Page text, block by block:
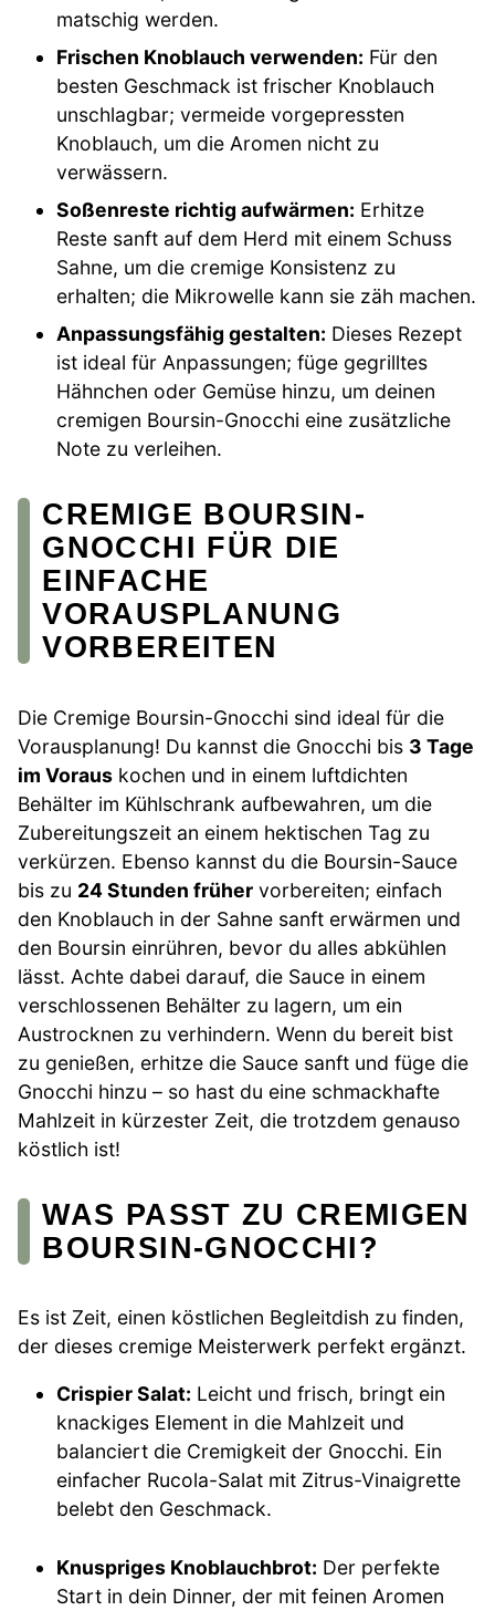
matschig werden.
Frischen Knoblauch verwenden: Für den
besten Geschmack ist frischer Knoblauch
unschlagbar; vermeide vorgepressten
Knoblauch, um die Aromen nicht zu
verwässern.
Soßenreste richtig aufwärmen: Erhitze
Reste sanft auf dem Herd mit einem Schuss
Sahne, um die cremige Konsistenz zu
erhalten; die Mikrowelle kann sie zäh machen.
Anpassungsfähig gestalten: Dieses Rezept
ist ideal für Anpassungen; füge gegrilltes
Hähnchen oder Gemüse hinzu, um deinen
cremigen Boursin-Gnocchi eine zusätzliche
Note zu verleihen.
CREMIGE BOURSIN-
GNOCCHI FÜR DIE
EINFACHE
VORAUSPLANUNG
VORBEREITEN
Die Cremige Boursin-Gnocchi sind ideal für die
Vorausplanung! Du kannst die Gnocchi bis 3 Tage
im Voraus kochen und in einem luftdichten
Behälter im Kühlschrank aufbewahren, um die
Zubereitungszeit an einem hektischen Tag zu
verkürzen. Ebenso kannst du die Boursin-Sauce
bis zu 24 Stunden früher vorbereiten; einfach
den Knoblauch in der Sahne sanft erwärmen und
den Boursin einrühren, bevor du alles abkühlen
lässt. Achte dabei darauf, die Sauce in einem
verschlossenen Behälter zu lagern, um ein
Austrocknen zu verhindern. Wenn du bereit bist
zu genießen, erhitze die Sauce sanft und füge die
Gnocchi hinzu – so hast du eine schmackhafte
Mahlzeit in kürzester Zeit, die trotzdem genauso
köstlich ist!
WAS PASST ZU CREMIGEN
BOURSIN-GNOCCHI?
Es ist Zeit, einen köstlichen Begleitdish zu finden,
der dieses cremige Meisterwerk perfekt ergänzt.
Crispier Salat: Leicht und frisch, bringt ein
knackiges Element in die Mahlzeit und
balanciert die Cremigkeit der Gnocchi. Ein
einfacher Rucola-Salat mit Zitrus-Vinaigrette
belebt den Geschmack.
Knuspriges Knoblauchbrot: Der perfekte
Start in dein Dinner, der mit feinen Aromen